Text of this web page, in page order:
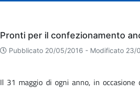
Eventi
Pronti per il confezionamento
Pubblicato 20/05/2016 - Modificato 23/
Il 31 maggio di ogni anno, in occasione